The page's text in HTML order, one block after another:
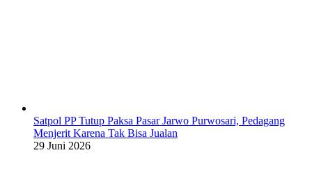
Satpol PP Tutup Paksa Pasar Jarwo Purwosari, Pedagang
Menjerit Karena Tak Bisa Jualan
29 Juni 2026